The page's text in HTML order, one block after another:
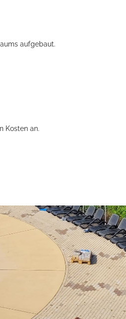
aufgebaut.
Kosten an.
Öffnungszeiten
08 - 12 Uhr
14 - 18 Uhr
geschlossen
Öffnungszeiten Bürgerbüro
Mi:
08 - 12 Uhr
14 - 15.30 Uhr
14 - 18 Uhr (Nur mit Termin)